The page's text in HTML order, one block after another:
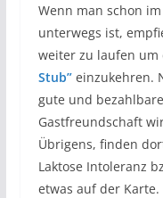
Wenn man schon
unterwegs ist,
weiter zu laufen
Stub”einzukehren.
gute und
Gastfreundschaft
Übrigens, finden
Laktose Intoleranz
etwas auf der